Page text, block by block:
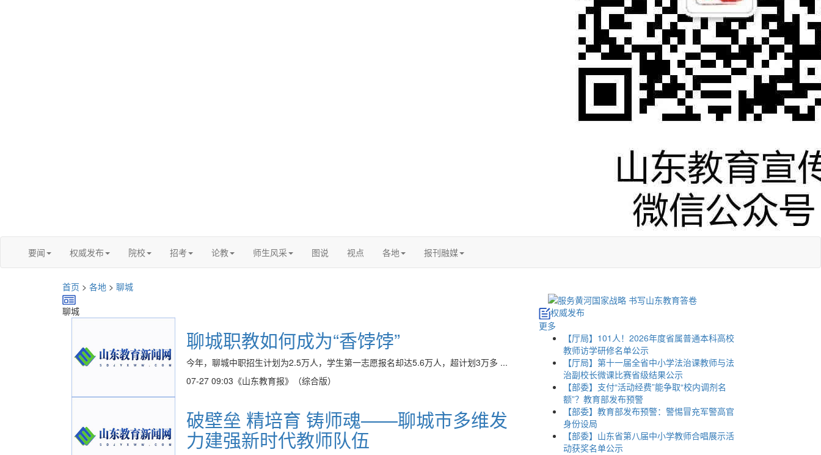
要闻 权威发布 院校 招考 论教 师生风采 图说 视点 各地 报刊融媒
首页 > 各地 > 聊城
聊城
聊城职教如何成为“香饽饽”
今年，聊城中职招生计划为2.5万人，学生第一志愿报名却达5.6万人，超计划3万多 ...
07-27 09:03 《山东教育报》（综合版）
破壁垒 精培育 铸师魂——聊城市多维发
力建强新时代教师队伍
权威发布
更多
【厅局】101人！2026年度省属普通本科高校
教师访学研修名单公示
【厅局】第十一届全省中小学法治课教师与法
治副校长微课比赛省级结果公示
【部委】支付“活动经费”能争取“校内调剂名
额”？教育部发布预警
【部委】教育部发布预警：警惕冒充军警高官
身份设局
【部委】山东省第八届中小学教师合唱展示活
动获奖名单公示